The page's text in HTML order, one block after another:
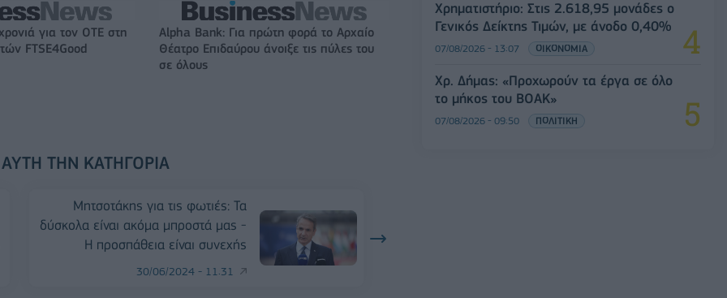
για τον ΟΤΕ στη
FTSE4Good
Alpha Bank: Για πρώτη φορά το Αρχαίο
Θέατρο Επιδαύρου άνοιξε τις πύλες του
σε όλους
ΤΗΝ ΚΑΤΗΓΟΡΊΑ
Μητσοτάκης για τις φωτιές: Τα
δύσκολα είναι ακόμα μπροστά μας -
Η προσπάθεια είναι συνεχής
30/06/2024 - 11:31
Χρηματιστήριο: Στις 2.618,95 μονάδες ο
Γενικός Δείκτης Τιμών, με άνοδο 0,40%
07/08/2026 - 13:07 ΟΙΚΟΝΟΜΙΑ
Χρ. Δήμας: «Προχωρούν τα έργα σε όλο
το μήκος του ΒΟΑΚ»
07/08/2026 - 09:50 ΠΟΛΙΤΙΚΗ